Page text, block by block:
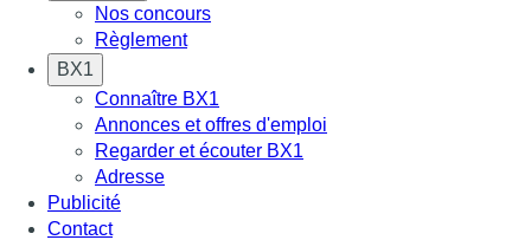
Nos concours
Règlement
BX1
Connaître BX1
Annonces et offres d'emploi
Regarder et écouter BX1
Adresse
Publicité
Contact